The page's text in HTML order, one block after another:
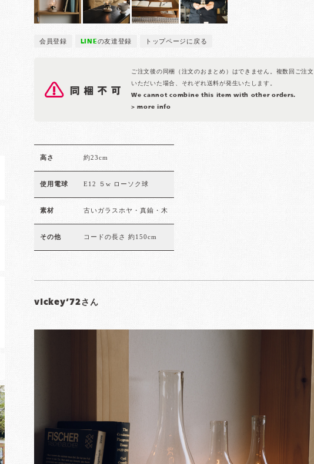
会員登録 LINEの友達登録 トップページに戻る
ご注文後の同梱（注文のおまとめ）はできません。複数回ご注文
いただいた場合、それぞれ送料が発生いたします。
We cannot combine this item with other orders.
> more info
高さ 約23cm
使用電球 E12 ５w ローソク球
素材 古いガラスホヤ・真鍮・木
その他 コードの長さ 約150cm
vickey’72さん